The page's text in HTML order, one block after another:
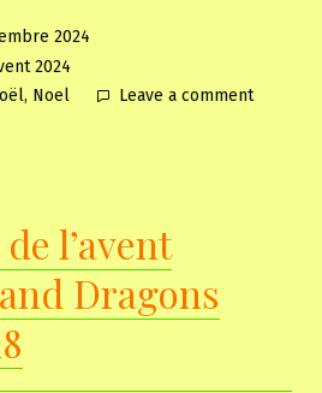
2024
2024
, Noel Leave a commenton
l’avent
Dragons